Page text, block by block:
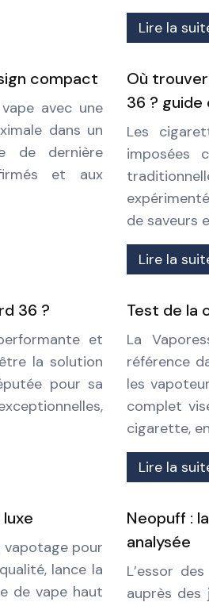
Lire la
compact
avec une
dans un
de dernière
et aux
Où
36 ?
Les
imposées
de saveurs
Lire la
36 ?
et
la solution
pour sa
Test de la
La
référence
les
complet
cigarette,
Lire la
vapotage pour
lance la
de vape haut
Neopuff :
analysée
L’essor
auprès des